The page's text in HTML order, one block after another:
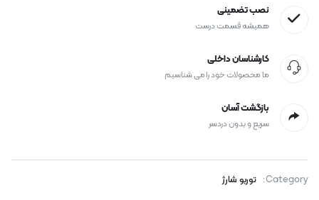
نصب تضمینی
همیشه قسمت درست
کارشناسان داخلی
ما محصولات خود را می شناسیم
بازگشت آسان
سریع و بدون دردسر
Category: توربو شارژ